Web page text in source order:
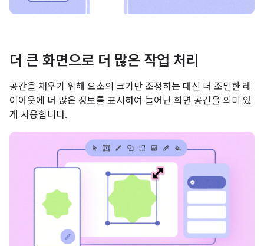
더 큰 화면으로 더 많은 작업 처리
공간을 채우기 위해 요소의 크기만 조정하는 대신 더 조밀한 레
이아웃에 더 많은 정보를 표시하여 늘어난 화면 공간을 의미 있
게 사용합니다.